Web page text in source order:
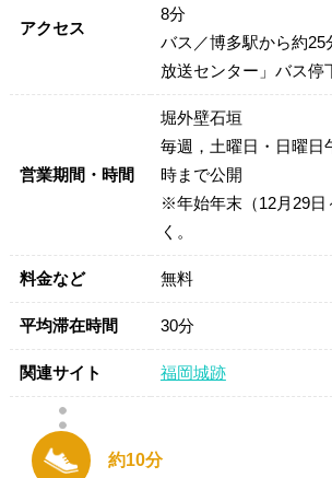
アクセス
8分
バス／博多駅から約25
放送センター」バス停
営業期間・時間
堀外壁石垣
毎週，土曜日・日曜日
時まで公開
※年始年末（12月29日
く。
料金など 無料
平均滞在時間 30分
関連サイト 福岡城跡
約10分